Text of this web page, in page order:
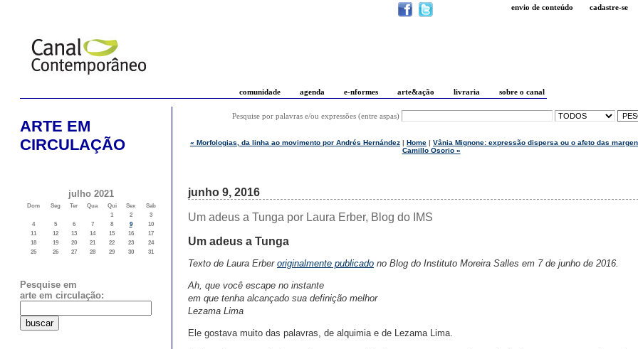
envio de conteúdo cadastre-se
comunidade agenda e-nformes arte&ação livraria sobre o canal
ARTE EM
CIRCULAÇÃO
julho 2021
Dom Seg Ter Qua Qui Sex
Sab
1
2
3
4
5 6 7 8 9
10
11
12 13 14 15 16
17
18
19 20 21 22 23
24
25
26 27 28 29 30 31
Pesquise em
arte em circulação:
Pesquise por palavras e/ou expressões (entre aspas)
« Morfologias, da linha ao movimento por Andrés Hernández | Home | Vânia Mignone: expressão dispersa ou o afeto das
Camillo Osorio »
junho 9, 2016
Um adeus a Tunga por Laura Erber, Blog do IMS
Um adeus a Tunga
Texto de Laura Erber originalmente publicado no Blog do Instituto Moreira Salles em 7 de junho de 2016.
Ah, que você escape no instante
em que tenha alcançado sua definição melhor
Lezama Lima
Ele gostava muito das palavras, de alquimia e de Lezama Lima.